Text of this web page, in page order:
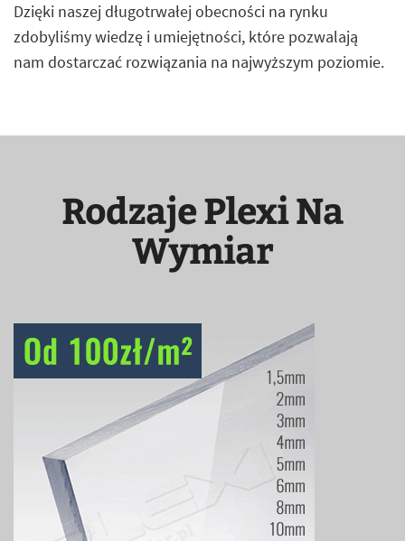
Dzięki naszej długotrwałej obecności na rynku
zdobyliśmy wiedzę i umiejętności, które pozwalają
nam dostarczać rozwiązania na najwyższym poziomie.
Rodzaje Plexi Na
Wymiar